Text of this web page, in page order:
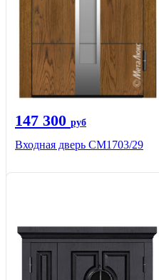
147 300 руб
Входная дверь СМ1703/29